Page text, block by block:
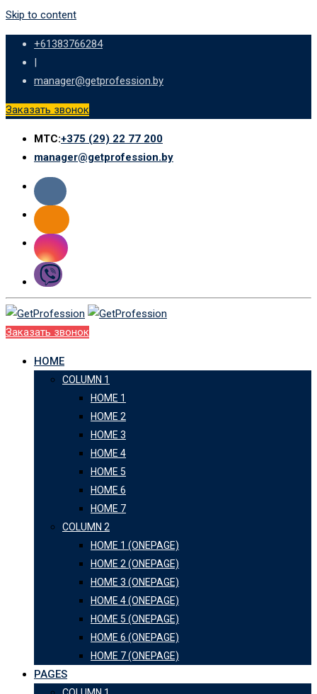
Skip to content
+61383766284
|
manager@getprofession.by
Заказать звонок
МТС:+375 (29) 22 77 200
manager@getprofession.by
Заказать звонок
HOME
COLUMN 1
HOME 1
HOME 2
HOME 3
HOME 4
HOME 5
HOME 6
HOME 7
COLUMN 2
HOME 1 (ONEPAGE)
HOME 2 (ONEPAGE)
HOME 3 (ONEPAGE)
HOME 4 (ONEPAGE)
HOME 5 (ONEPAGE)
HOME 6 (ONEPAGE)
HOME 7 (ONEPAGE)
PAGES